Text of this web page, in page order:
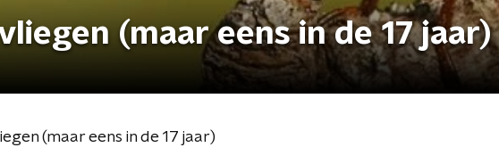
(maar eens in de 17 jaar)
(maar eens in de 17 jaar)